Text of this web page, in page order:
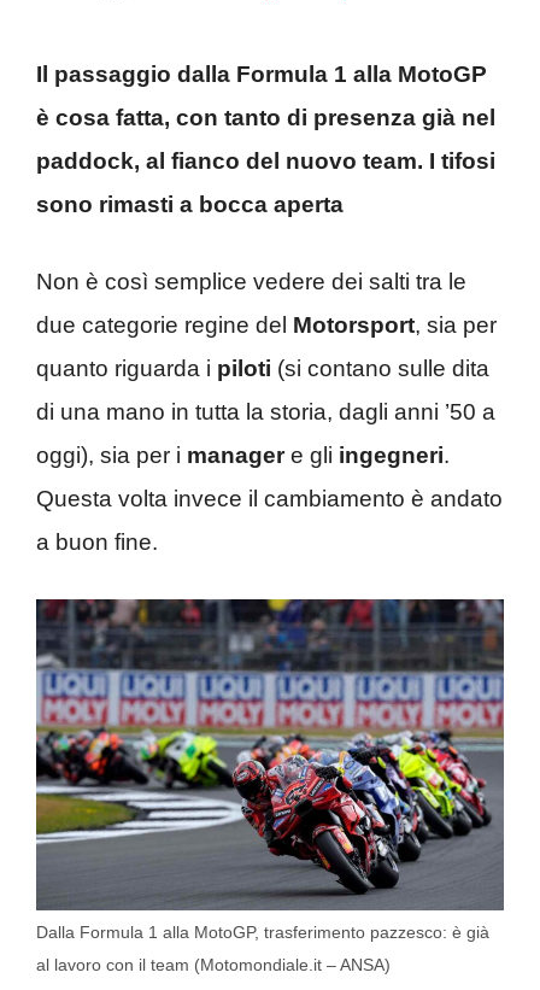
Il passaggio dalla Formula 1 alla MotoGP
è cosa fatta, con tanto di presenza già nel
paddock, al fianco del nuovo team. I tifosi
sono rimasti a bocca aperta
Non è così semplice vedere dei salti tra le
due categorie regine del Motorsport, sia per
quanto riguarda i piloti (si contano sulle dita
di una mano in tutta la storia, dagli anni ’50 a
oggi), sia per i managere gli ingegneri.
Questa volta invece il cambiamento è andato
a buon fine.
Dalla Formula 1 alla MotoGP, trasferimento pazzesco: è già
al lavoro con il team (Motomondiale.it – ANSA)